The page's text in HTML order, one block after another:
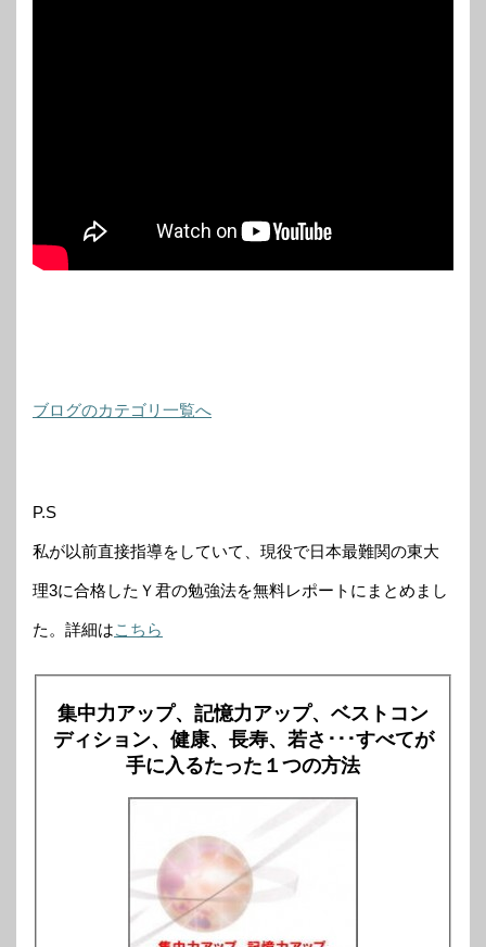
ブログのカテゴリ一覧へ
P.S
私が以前直接指導をしていて、現役で日本最難関の東大
理3に合格したＹ君の勉強法を無料レポートにまとめまし
た。詳細はこちら
集中力アップ、記憶力アップ、ベストコン
ディション、健康、長寿、若さ･･･すべてが
手に入るたった１つの方法